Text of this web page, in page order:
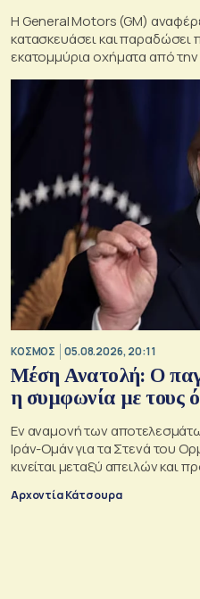
Η General Motors (GM)
κατασκευάσει και
εκατομμύρια οχήματα από την
ΚΟΣΜΟΣ 05.08.2026, 20:11
Μέση Ανατολή: Ο
η συμφωνία με τους
Εν αναμονή των
Ιράν-Ομάν για τα Στενά του
κινείται μεταξύ απειλών και
Μουσκάτ και Τεχεράνη.
Αρχοντία Κάτσουρα